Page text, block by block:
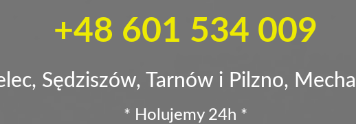
+48 601 534 009
Sędziszów, Tarnów i Pilzno,
* Holujemy 24h *